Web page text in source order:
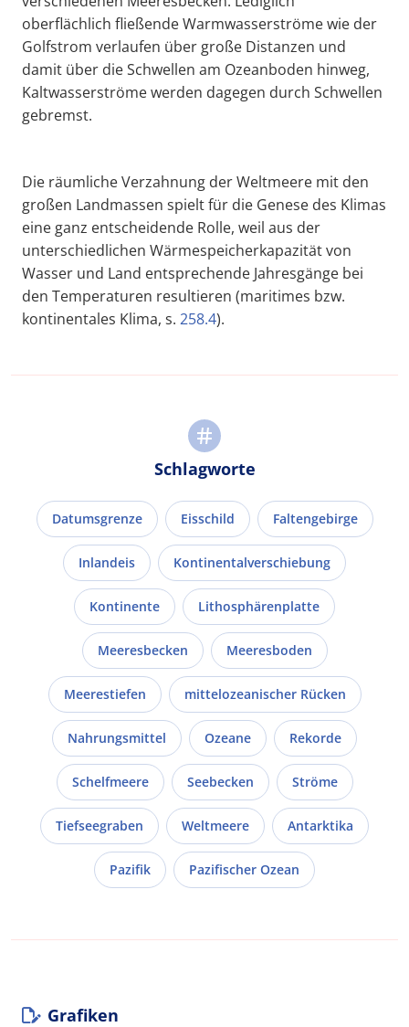
oberflächlich fließende Warmwasserströme wie der
Golfstrom verlaufen über große Distanzen und
damit über die Schwellen am Ozeanboden hinweg,
Kaltwasserströme werden dagegen durch Schwellen
gebremst.
Die räumliche Verzahnung der Weltmeere mit den
großen Landmassen spielt für die Genese des Klimas
eine ganz entscheidende Rolle, weil aus der
unterschiedlichen Wärmespeicherkapazität von
Wasser und Land entsprechende Jahresgänge bei
den Temperaturen resultieren (maritimes bzw.
kontinentales Klima, s. 258.4).
Schlagworte
Datumsgrenze Eisschild Faltengebirge
Inlandeis Kontinentalverschiebung
Kontinente Lithosphärenplatte
Meeresbecken Meeresboden
Meerestiefen mittelozeanischer Rücken
Nahrungsmittel Ozeane Rekorde
Schelfmeere Seebecken Ströme
Tiefseegraben Weltmeere Antarktika
Pazifik Pazifischer Ozean
Grafiken